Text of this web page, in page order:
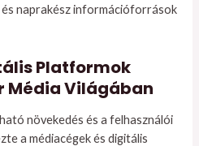
naprakész információforrások
Platformok
Média Világában
növekedés és a felhasználói
a médiacégek és digitális